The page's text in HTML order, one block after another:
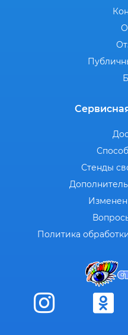
О
Стенды
Политика